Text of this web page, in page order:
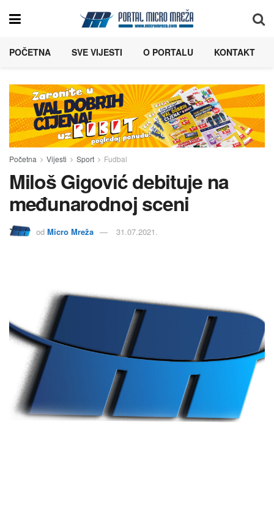
POČETNA SVE VIJESTI O PORTALU KONTAKT
Početna Vijesti Sport Fudbal
Miloš Gigović debituje na
međunarodnoj sceni
od Micro Mreža 31.07.2021.